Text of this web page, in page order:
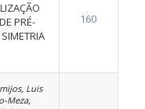
PRÉ-
160
Luis
Meza,